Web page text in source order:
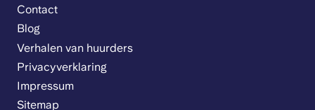
Contact
Blog
Verhalen van huurders
Privacyverklaring
Impressum
Sitemap